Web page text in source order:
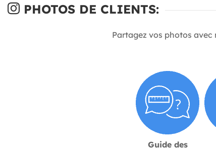
PHOTOS DE CLIENTS:
Partagez vos photos avec
Guide des